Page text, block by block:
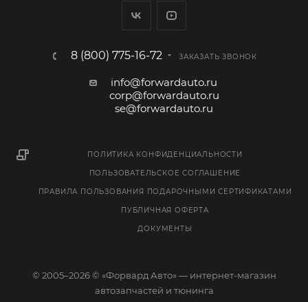
8 (800) 775-16-72 ЗАКАЗАТЬ ЗВОНОК
info@forwardauto.ru
corp@forwardauto.ru
se@forwardauto.ru
ПОЛИТИКА КОНФИДЕНЦИАЛЬНОСТИ
ПОЛЬЗОВАТЕЛЬСКОЕ СОГЛАШЕНИЕ
ПРАВИЛА ПОЛЬЗОВАНИЯ ПОДАРОЧНЫМИ СЕРТИФИКАТАМИ
ПУБЛИЧНАЯ ОФЕРТА
ДОКУМЕНТЫ
© 2005–2026 © «Форвард Авто» — интернет-магазин
автозапчастей и тюнинга